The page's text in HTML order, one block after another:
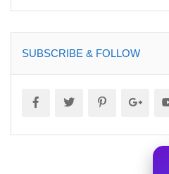
SUBSCRIBE & FOLLOW